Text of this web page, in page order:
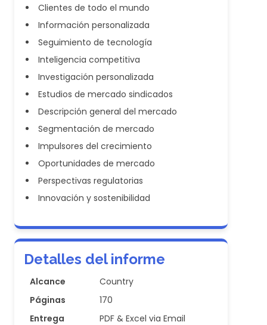
Clientes de todo el mundo
Información personalizada
Seguimiento de tecnología
Inteligencia competitiva
Investigación personalizada
Estudios de mercado sindicados
Descripción general del mercado
Segmentación de mercado
Impulsores del crecimiento
Oportunidades de mercado
Perspectivas regulatorias
Innovación y sostenibilidad
Detalles del informe
Alcance
Country
Páginas
170
Entrega
PDF & Excel via Email